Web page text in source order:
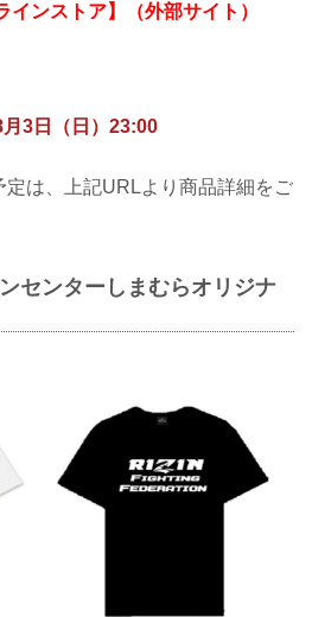
ンストア】（外部サイト）
3日（日）23:00
は、上記URLより商品詳細をご
センターしまむらオリジナ